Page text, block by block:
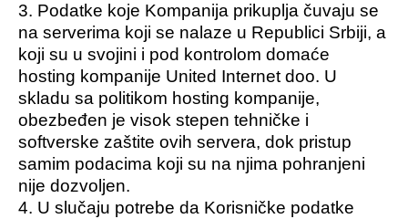
3. Podatke koje Kompanija prikuplja čuvaju se
na serverima koji se nalaze u Republici Srbiji, a
koji su u svojini i pod kontrolom domaće
hosting kompanije United Internet doo. U
skladu sa politikom hosting kompanije,
obezbeđen je visok stepen tehničke i
softverske zaštite ovih servera, dok pristup
samim podacima koji su na njima pohranjeni
nije dozvoljen.
4. U slučaju potrebe da Korisničke podatke